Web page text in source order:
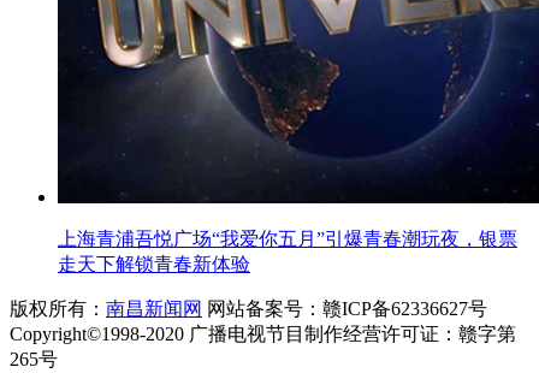
上海青浦吾悦广场“我爱你五月”引爆青春潮玩夜，银票
走天下解锁青春新体验
版权所有： 南昌新闻网 网站备案号：赣ICP备62336627号
Copyright©1998-2020 广播电视节目制作经营许可证：赣字第
265号